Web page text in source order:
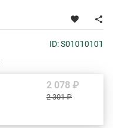
ID: S01010101
2 078 ₽
2 301 ₽